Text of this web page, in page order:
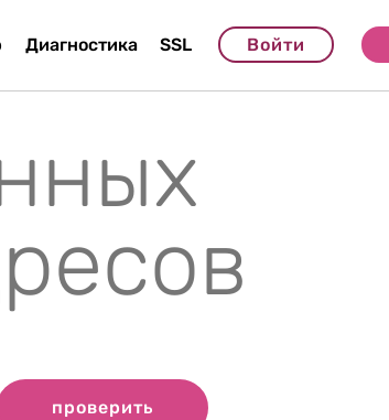
Диагностика SSL Войти
проверить